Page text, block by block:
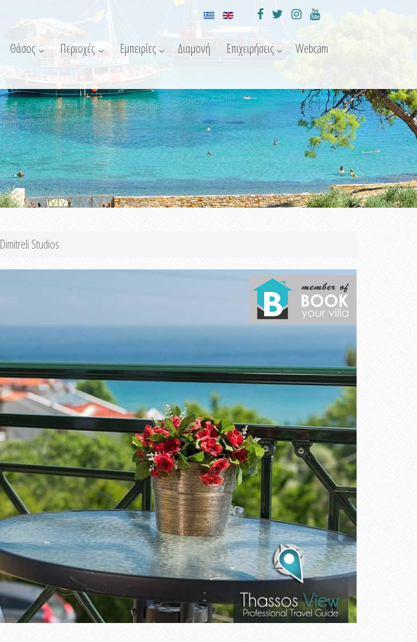
Θάσος Περιοχές Εμπειρίες Διαμονή Επιχειρήσεις Webcam
Dimitreli Studios